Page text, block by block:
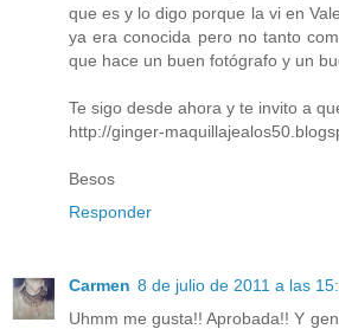
que es y lo digo porque la vi en
ya era conocida pero no tanto
que hace un buen fotógrafo y un
Te sigo desde ahora y te invito a
http://ginger-
Besos
Responder
Carmen 8 de julio de 2011 a las
Uhmm me gusta!! Aprobada!! Y